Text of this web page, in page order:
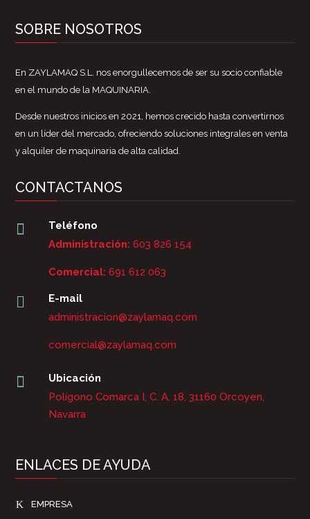
SOBRE NOSOTROS
En ZAYLAMAQ S.L. nos enorgullecemos de ser su socio confiable
en el mundo de la MAQUINARIA.
Desde nuestros inicios en 2021, hemos crecido hasta convertirnos
en un líder del mercado, ofreciendo soluciones integrales en venta
y alquiler de maquinaria de alta calidad.
CONTACTANOS

Teléfono
Administración: 603 826 154
Comercial: 691 612 063

E-mail
administracion@zaylamaq.com
comercial@zaylamaq.com

Ubicación
Polígono Comarca I, C. A, 18, 31160 Orcoyen,
Navarra
ENLACES DE AYUDA
K EMPRESA